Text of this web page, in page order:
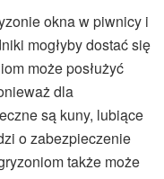
okna w piwnicy i
mogłyby dostać się
może posłużyć
dla
są kuny, lubiące
o zabezpieczenie
także może